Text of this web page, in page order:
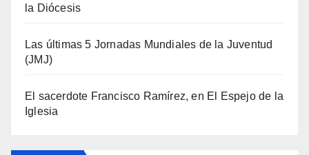
la Diócesis
Las últimas 5 Jornadas Mundiales de la Juventud
(JMJ)
El sacerdote Francisco Ramírez, en El Espejo de la
Iglesia